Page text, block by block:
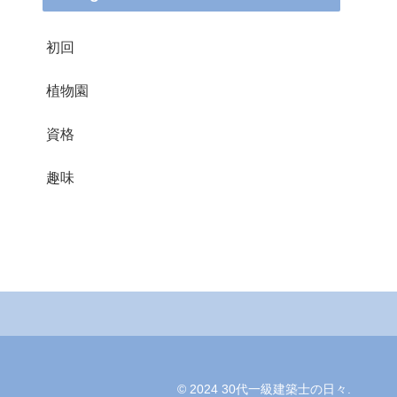
初回
植物園
資格
趣味
© 2024 30代一級建築士の日々.